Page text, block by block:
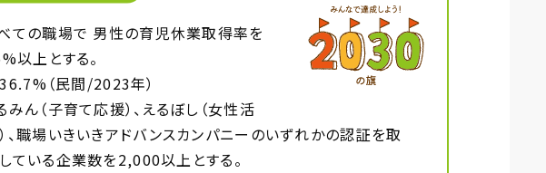
ての職場で 男性の育児休業取得率を
以上とする。
（民間/2023年）
みん（子育て応援）、えるぼし（女性活
、職場いきいきアドバンスカンパニーのいずれかの認証を取
ている企業数を2,000以上とする。